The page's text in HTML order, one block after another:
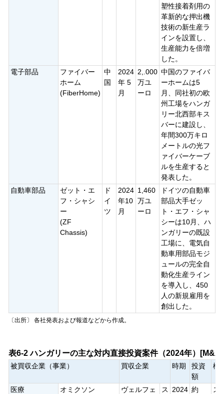
塑性接着剤用の
革新的な押出機
技術の新生産ラ
インを設置し、
生産能力を倍増
した。
電子部品
ファイバー
ホーム
(FiberHome)
中
国
2024
年 5
月
2,.000
万ユ
ーロ
中国のファイバ
ーホームは5
月、同社初の欧
州工場をハンガ
リー北西部キス
バーに建設し、
年間300万キロ
メートルの光フ
ァイバーケーブ
ルを生産すると
発表した。
自動車部品
ゼット・エ
フ・シャシ
ー
(ZF
Chassis)
ド
イ
ツ
2024
年10
月
1,460
万ユ
ーロ
ドイツの自動車
部品大手ゼッ
ト・エフ・シャ
シーは10月、ハ
ンガリーの既設
工場に、電気自
動車用部品モジ
ュールの完全自
動化生産ライン
を導入し、450
人の新規雇用を
創出した。
〔出所〕 各社発表および報道などから作成。
表6-2 ハンガリーの主な対内直接投資案件（2024年）[M&A]
被買収企業（事業） 買収企業 時期
投資
額
概
医療
オミクソン
ヴェルフェ
ス
2024 約
ス